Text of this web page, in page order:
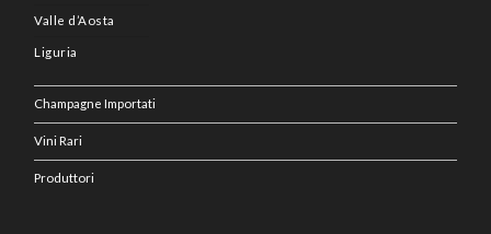
Valle d’Aosta
Liguria
Champagne Importati
Vini Rari
Produttori